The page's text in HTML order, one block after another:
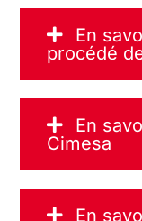
En
procédé
En
Cimesa
En